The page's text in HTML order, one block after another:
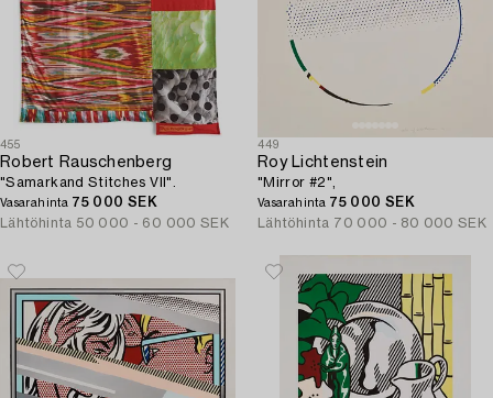
455
Robert Rauschenberg
"Samarkand Stitches VII".
Vasarahinta 75 000 SEK
Lähtöhinta 50 000 - 60 000 SEK
449
Roy Lichtenstein
"Mirror #2",
Vasarahinta 75 000 SEK
Lähtöhinta 70 000 - 80 000 SEK